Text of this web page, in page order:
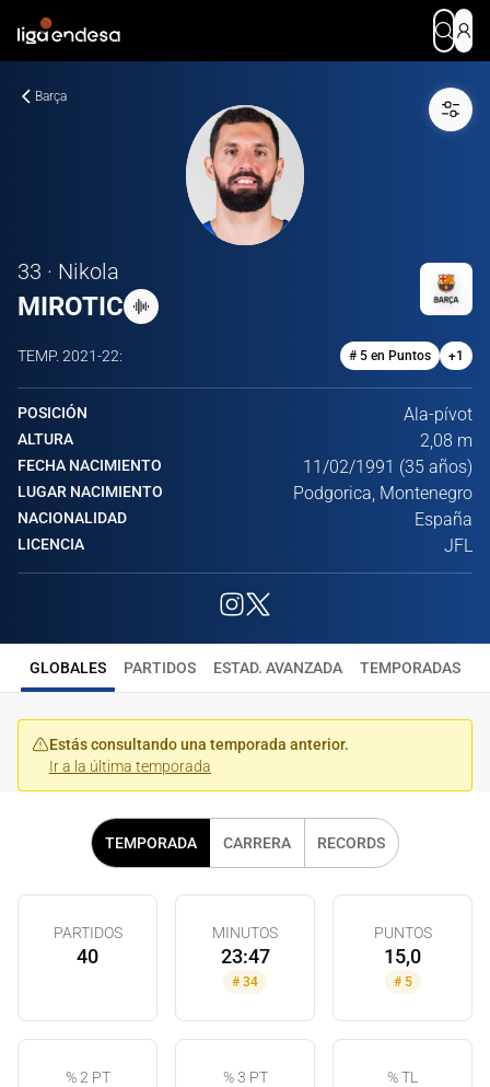
Barça
33 · Nikola
MIROTIC
TEMP. 2021-22: # 5 en Puntos +1
POSICIÓN Ala-pívot
ALTURA 2,08 m
FECHA NACIMIENTO 11/02/1991 (35 años)
LUGAR NACIMIENTO Podgorica, Montenegro
NACIONALIDAD España
LICENCIA JFL
GLOBALES PARTIDOS ESTAD. AVANZADA TEMPORADAS
Estás consultando una temporada anterior.
Ir a la última temporada
TEMPORADA CARRERA RECORDS
PARTIDOS
40
MINUTOS
23:47
# 34
PUNTOS
15,0
# 5
% 2 PT % 3 PT % TL